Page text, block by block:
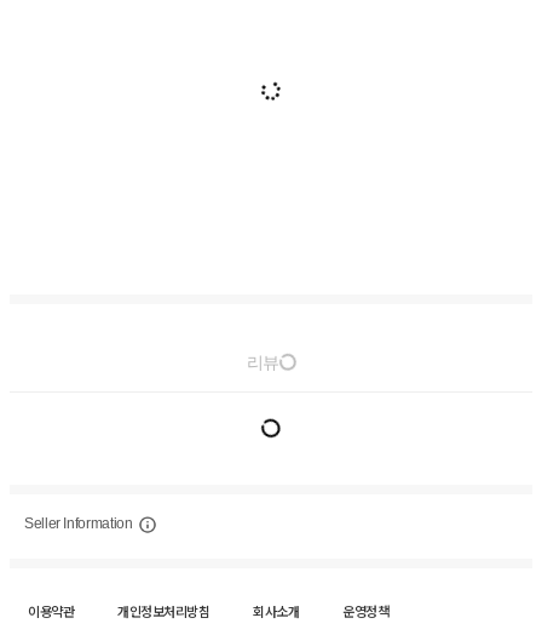
리뷰
Seller Information
이용약관 개인정보처리방침 회사소개
운영정책